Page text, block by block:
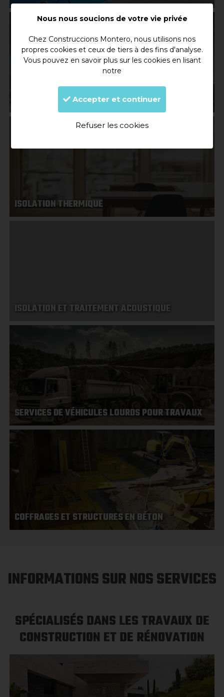
CONSTRUCTION DE MAISONS
ISOLATION THERMIQUE
ISOLATION ET TRAITEMENT ACOUSTIQUE
SERVICES DE VÉHICULES LOURDS POUR TRAVAUX
COFFRAGES ET STRUCTURES EN BÉTON
INFORMATIONS SUR NOS SERVICES
SPÉCIALISÉS DANS LES TRAVAUX DE
CONSTRUCTION ET DE RÉNOVATION
Nous nous soucions de votre vie privée
Chez Construccions Montero, nous utilisons nos
propres cookies et ceux de tiers à des fins d'analyse.
Vous pouvez en savoir plus sur les cookies en lisant
notre
Accepter et continuer
Refuser les cookies